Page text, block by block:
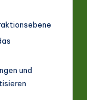
und